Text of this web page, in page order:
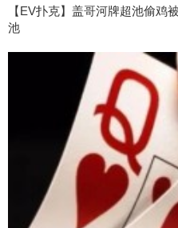
【EV扑克】盖哥河牌超池偷鸡
池